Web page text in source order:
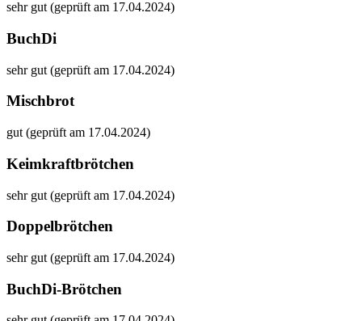
sehr gut (geprüft am 17.04.2024)
BuchDi
sehr gut (geprüft am 17.04.2024)
Mischbrot
gut (geprüft am 17.04.2024)
Keimkraftbrötchen
sehr gut (geprüft am 17.04.2024)
Doppelbrötchen
sehr gut (geprüft am 17.04.2024)
BuchDi-Brötchen